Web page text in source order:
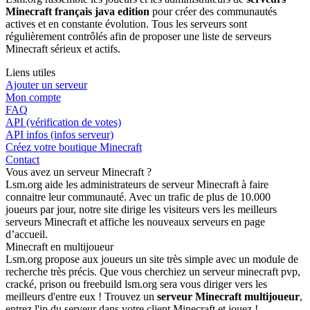
Minecraft français java edition pour créer des communautés
actives et en constante évolution. Tous les serveurs sont
régulièrement contrôlés afin de proposer une liste de serveurs
Minecraft sérieux et actifs.
Liens utiles
Ajouter un serveur
Mon compte
FAQ
API (vérification de votes)
API infos (infos serveur)
Créez votre boutique Minecraft
Contact
Vous avez un serveur Minecraft ?
Lsm.org aide les administrateurs de serveur Minecraft à faire
connaitre leur communauté. Avec un trafic de plus de 10.000
joueurs par jour, notre site dirige les visiteurs vers les meilleurs
serveurs Minecraft et affiche les nouveaux serveurs en page
d’accueil.
Minecraft en multijoueur
Lsm.org propose aux joueurs un site très simple avec un module de
recherche très précis. Que vous cherchiez un serveur minecraft pvp,
cracké, prison ou freebuild lsm.org sera vous diriger vers les
meilleurs d'entre eux ! Trouvez un serveur Minecraft multijoueur,